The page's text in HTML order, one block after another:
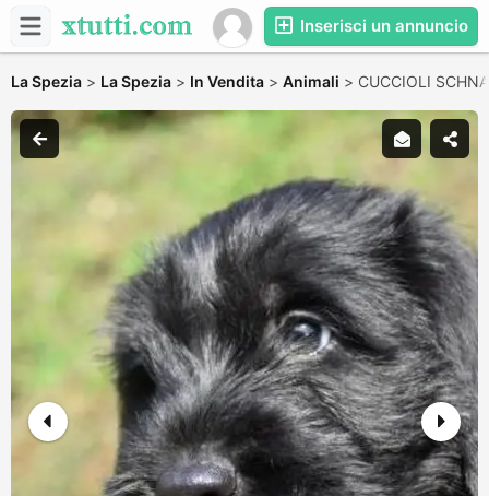
Inserisci un annuncio
La Spezia > La Spezia > In Vendita > Animali > CUCCIOLI